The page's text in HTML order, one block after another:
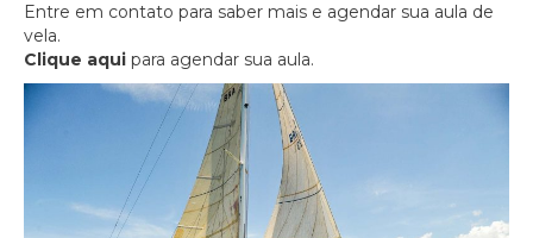
Entre em contato para saber mais e agendar sua aula de
vela.
Clique aqui para agendar sua aula.